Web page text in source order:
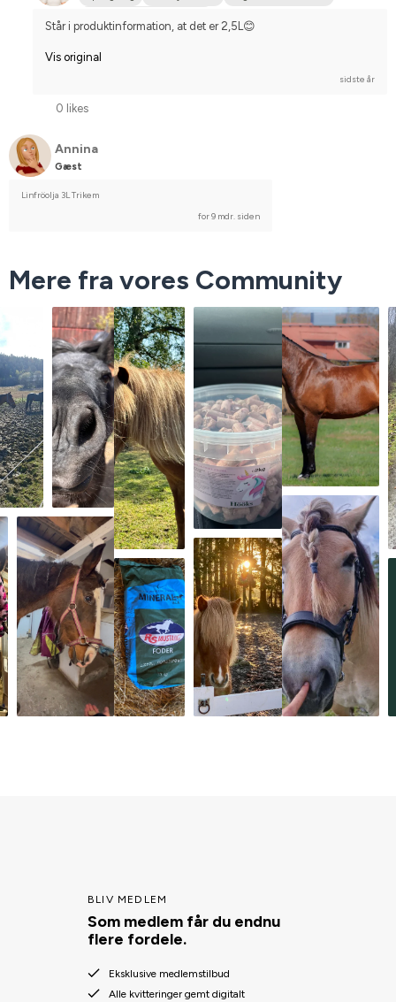
Står i produktinformation, at det er 2,5L😊
Vis original
sidste år
0 likes
Annina
Gæst
Linfröolja 3L Trikem
for 9 mdr. siden
Mere fra vores Community
BLIV MEDLEM
Som medlem får du endnu
flere fordele.
Eksklusive medlemstilbud
Alle kvitteringer gemt digitalt